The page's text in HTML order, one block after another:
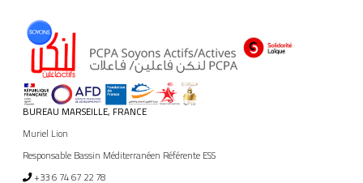
BUREAU MARSEILLE, FRANCE
Muriel Lion
Responsable Bassin Méditerranéen Référente ESS
+33 6 74 67 22 78